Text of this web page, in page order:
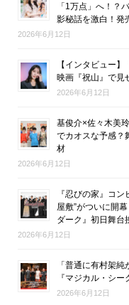
「1万点」へ！？
影秘話を激白！発
2026年6月12日
【インタビュー
映画『祝山』で見
2026年6月12日
基俊介×佐々木美
でカオスな予感？
材
2026年6月12日
『忍びの家』コ
屋敷”がついに開
ダーク』初日舞台
2026年6月12日
「普通に有村架
『マジカル・シ
2026年6月12日